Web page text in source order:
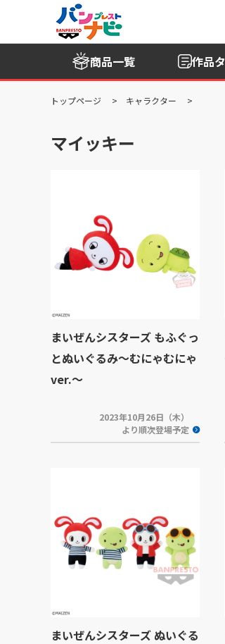
商品一覧 作品
トップページ キャラクター
マイッキー
まいぜんシスターズ もふぐっ
とぬいぐるみ～むにゃむにゃ
ver.～
2023年10月26日（木）
より順次登場予定
まいぜんシスターズ ぬいぐる